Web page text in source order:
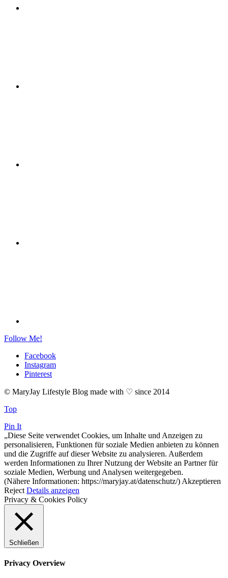
Follow Me!
Facebook
Instagram
Pinterest
© MaryJay Lifestyle Blog made with ♡ since 2014
Top
Pin It
„Diese Seite verwendet Cookies, um Inhalte und Anzeigen zu
personalisieren, Funktionen für soziale Medien anbieten zu können
und die Zugriffe auf dieser Website zu analysieren. Außerdem
werden Informationen zu Ihrer Nutzung der Website an Partner für
soziale Medien, Werbung und Analysen weitergegeben.
(Nähere Informationen: https://maryjay.at/datenschutz/) Akzeptieren
Reject Details anzeigen
Privacy & Cookies Policy
Schließen
Privacy Overview